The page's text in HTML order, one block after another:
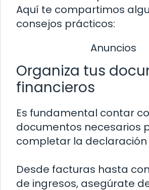
Aquí te compartimos
consejos prácticos:
Anuncios
Organiza tus
financieros
Es fundamental contar
documentos necesarios
completar la declaración
Desde facturas hasta
de ingresos, asegúrate